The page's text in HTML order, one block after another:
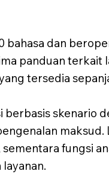
bahasa dan
panduan terkait
tersedia
skenario
fungsi